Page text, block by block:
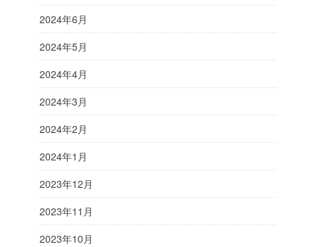
2024年6月
2024年5月
2024年4月
2024年3月
2024年2月
2024年1月
2023年12月
2023年11月
2023年10月